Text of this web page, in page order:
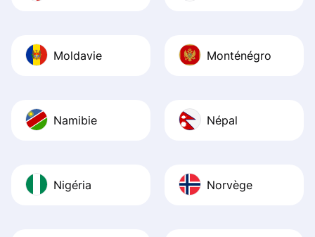
Moldavie Monténégro
Namibie Népal
Nigéria Norvège